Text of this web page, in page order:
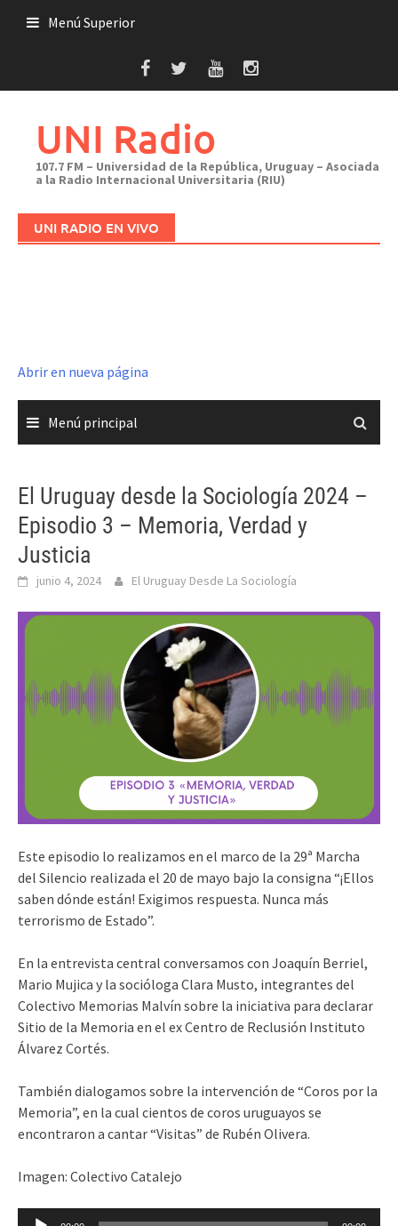
Menú Superior
UNI Radio
107.7 FM – Universidad de la República, Uruguay – Asociada
a la Radio Internacional Universitaria (RIU)
UNI RADIO EN VIVO
Abrir en nueva página
Menú principal
El Uruguay desde la Sociología 2024 –
Episodio 3 – Memoria, Verdad y
Justicia
junio 4, 2024 El Uruguay Desde La Sociología
Este episodio lo realizamos en el marco de la 29ª Marcha
del Silencio realizada el 20 de mayo bajo la consigna “¡Ellos
saben dónde están! Exigimos respuesta. Nunca más
terrorismo de Estado”.
En la entrevista central conversamos con Joaquín Berriel,
Mario Mujica y la socióloga Clara Musto, integrantes del
Colectivo Memorias Malvín sobre la iniciativa para declarar
Sitio de la Memoria en el ex Centro de Reclusión Instituto
Álvarez Cortés.
También dialogamos sobre la intervención de “Coros por la
Memoria”, en la cual cientos de coros uruguayos se
encontraron a cantar “Visitas” de Rubén Olivera.
Imagen: Colectivo Catalejo
Reproductor